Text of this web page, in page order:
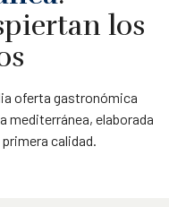
los
oferta gastronómica
mediterránea, elaborada
calidad.